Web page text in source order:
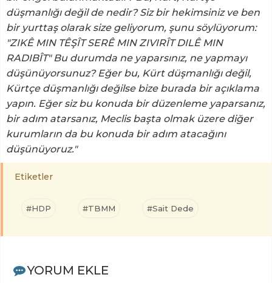
düşmanlığı değil de nedir? Siz bir hekimsiniz ve ben
bir yurttaş olarak size geliyorum, şunu söylüyorum:
"ZIKÊ MIN TÊŞÎT SERÊ MIN ZIVIRÎT DILÊ MIN
RADIBÎT" Bu durumda ne yaparsınız, ne yapmayı
düşünüyorsunuz? Eğer bu, Kürt düşmanlığı değil,
Kürtçe düşmanlığı değilse bize burada bir açıklama
yapın. Eğer siz bu konuda bir düzenleme yaparsanız,
bir adım atarsanız, Meclis başta olmak üzere diğer
kurumların da bu konuda bir adım atacağını
düşünüyoruz."
Etiketler
#HDP #TBMM #Sait Dede
YORUM EKLE